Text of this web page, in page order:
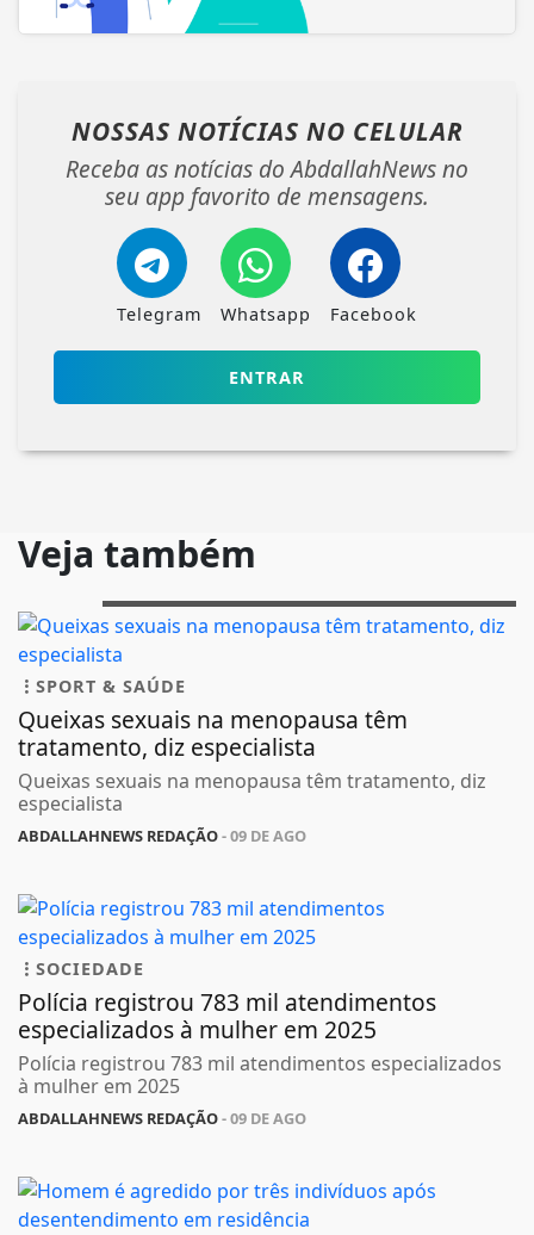
NOSSAS NOTÍCIAS NO CELULAR
Receba as notícias do AbdallahNews no
seu app favorito de mensagens.
Telegram Whatsapp Facebook
ENTRAR
Veja também
SPORT & SAÚDE
Queixas sexuais na menopausa têm
tratamento, diz especialista
Queixas sexuais na menopausa têm tratamento, diz
especialista
ABDALLAHNEWS REDAÇÃO- 09 DE AGO
SOCIEDADE
Polícia registrou 783 mil atendimentos
especializados à mulher em 2025
Polícia registrou 783 mil atendimentos especializados
à mulher em 2025
ABDALLAHNEWS REDAÇÃO- 09 DE AGO